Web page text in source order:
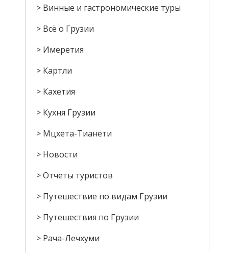
Винные и гастрономические туры
Всё о Грузии
Имеретия
Картли
Кахетия
Кухня Грузии
Мцхета-Тианети
Новости
Отчеты туристов
Путешествие по видам Грузии
Путешествия по Грузии
Рача-Лечхуми